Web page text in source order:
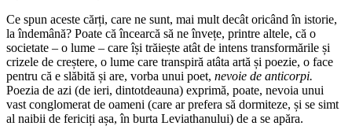
Ce spun aceste cărți, care ne sunt, mai mult decât oricând în istorie,
la îndemână? Poate că încearcă să ne învețe, printre altele, că o
societate – o lume – care își trăiește atât de intens transformările și
crizele de creștere, o lume care transpiră atâta artă și poezie, o face
pentru că e slăbită și are, vorba unui poet, nevoie de anticorpi.
Poezia de azi (de ieri, dintotdeauna) exprimă, poate, nevoia unui
vast conglomerat de oameni (care ar prefera să dormiteze, și se simt
al naibii de fericiți așa, în burta Leviathanului) de a se apăra.